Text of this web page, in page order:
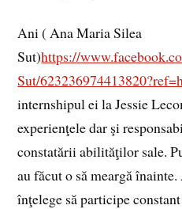
Ani ( Ana Maria Silea
Sut)https://
Sut/
internshipul ei la Jessie
experienţele dar şi
constatării abilităţilor sale.
au făcut o să meargă
înţelege să participe